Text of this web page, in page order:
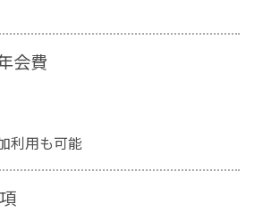
会費
利用も可能